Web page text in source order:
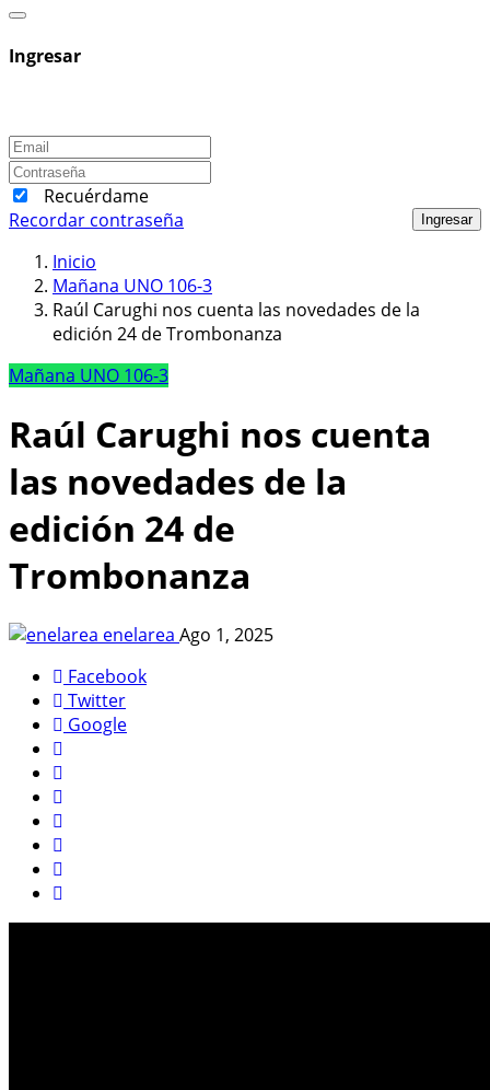
Ingresar
Recuérdame
Ingresar
Recordar contraseña
Inicio
Mañana UNO 106-3
Raúl Carughi nos cuenta las novedades de la
edición 24 de Trombonanza
Mañana UNO 106-3
Raúl Carughi nos cuenta
las novedades de la
edición 24 de
Trombonanza
enelarea Ago 1, 2025
Facebook
Twitter
Google